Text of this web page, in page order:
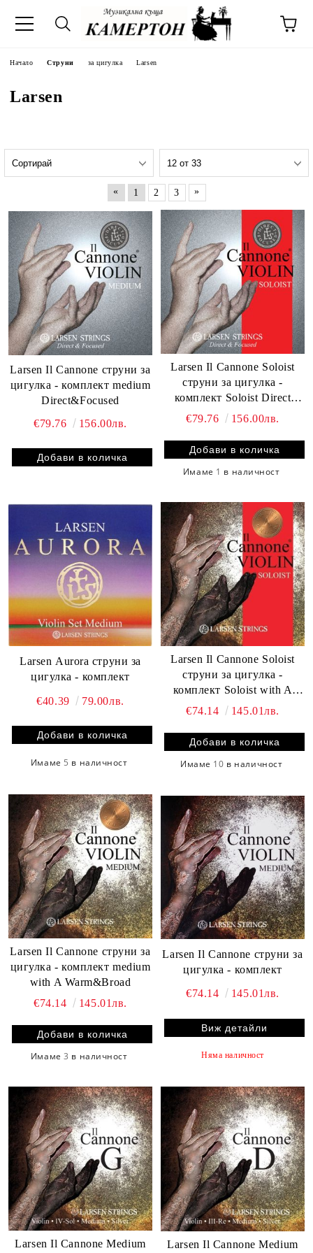
Начало Струни за цигулка Larsen
Larsen
« 1 2 3 »
Larsen Il Cannone струни за
цигулка - комплект medium
Direct&Focused
€79.76
156.00лв.
Larsen Il Cannone Soloist
струни за цигулка -
комплект Soloist Direct
&Focused
€79.76 156.00лв.
Имаме 1 в наличност
Larsen Aurora струни за
цигулка - комплект
€40.39 79.00лв.
Имаме 5 в наличност
Larsen Il Cannone Soloist
струни за цигулка -
комплект Soloist with A
Warm&Broad
€74.14 145.01лв.
Имаме 10 в наличност
Larsen Il Cannone струни за
цигулка - комплект medium
with A Warm&Broad
€74.14
145.01лв.
Имаме3 в наличност
Larsen Il Cannone струни за
цигулка - комплект
€74.14 145.01лв.
Виж детайли
Няма наличност
Larsen Il Cannone Medium Larsen Il Cannone Medium